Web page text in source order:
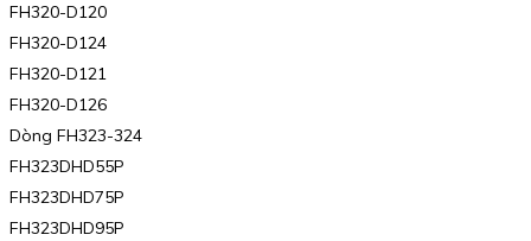
FH320-D120
FH320-D124
FH320-D121
FH320-D126
Dòng FH323-324
FH323DHD55P
FH323DHD75P
FH323DHD95P